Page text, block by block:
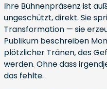
Ihre Bühnenpräsenz ist
ungeschützt, direkt. Sie
Transformation — sie
Publikum beschreiben
plötzlicher Tränen, des
werden. Ohne dass
das fehlte.